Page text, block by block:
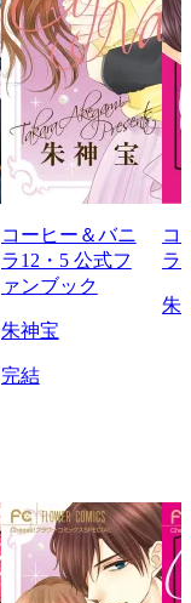
コーヒー＆バニ
ラ12・5 公式フ
ァンブック
朱神宝
完結
コ
ラ
朱